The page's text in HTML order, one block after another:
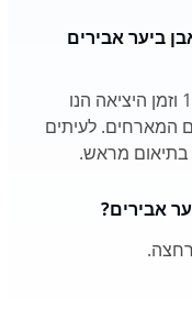
ביער אבירים
זמן הכניסה הנו בדרך כלל בשעה 15:00 וזמן היציאה הנו
עם המארחים. לעיתים
מראש.
אבירים?